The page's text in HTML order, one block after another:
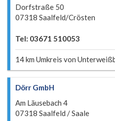
Dorfstraße 50
07318 Saalfeld/Crösten
Tel: 03671 510053
14 km Umkreis von
Dörr GmbH
Am Läusebach 4
07318 Saalfeld / Saale